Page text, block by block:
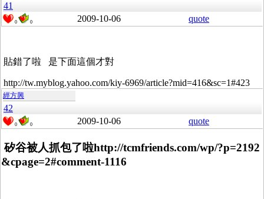
41
0 0 2009-10-06 quote
貼錯了啦 是下面這個才對
http://tw.myblog.yahoo.com/kiy-6969/article?mid=416&sc=1#423
經方興
42
0 0 2009-10-06 quote
矽谷被人抓包了啦http://tcmfriends.com/wp/?p=2192
&cpage=2#comment-1116